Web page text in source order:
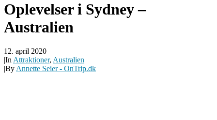
Oplevelser i Sydney –
Australien
12. april 2020
|In Attraktioner, Australien
|By Annette Seier - OnTrip.dk